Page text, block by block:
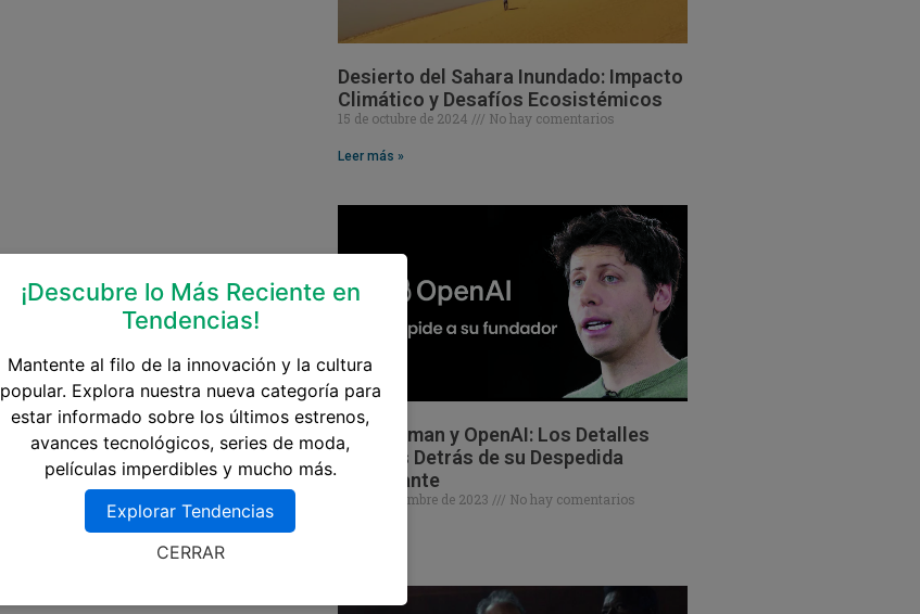
Desierto del Sahara Inundado: Impacto
Climático y Desafíos Ecosistémicos
15 de octubre de 2024 No hay comentarios
Leer más »
Sam Altman y OpenAI: Los Detalles
Ocultos Detrás de su Despedida
Impactante
18 de noviembre de 2023 No hay comentarios
¡Descubre lo Más Reciente en
Tendencias!
Mantente al filo de la innovación y la cultura
popular. Explora nuestra nueva categoría para
estar informado sobre los últimos estrenos,
avances tecnológicos, series de moda,
películas imperdibles y mucho más.
Explorar Tendencias
CERRAR